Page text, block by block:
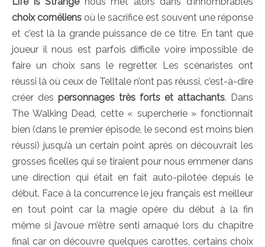
choix cornéliens où le sacrifice est souvent une réponse
et c’est là la grande puissance de ce titre. En tant que
joueur il nous est parfois difficile voire impossible de
faire un choix sans le regretter. Les scénaristes ont
réussi là où ceux de Telltale n’ont pas réussi, c’est-à-dire
créer des personnages très forts et attachants. Dans
The Walking Dead, cette « supercherie » fonctionnait
bien (dans le premier épisode, le second est moins bien
réussi) jusqu’à un certain point après on découvrait les
grosses ficelles qui se tiraient pour nous emmener dans
une direction qui était en fait auto-pilotée depuis le
début. Face à la concurrence le jeu français est meilleur
en tout point car la magie opère du début à la fin
même si j’avoue m’être senti arnaqué lors du chapitre
final car on découvre quelques carottes, certains choix